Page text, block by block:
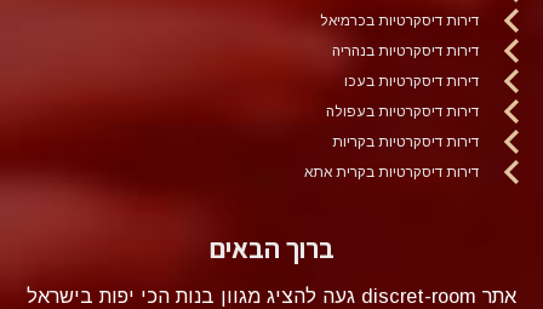
דירות דיסקרטיות בכרמיאל
דירות דיסקרטיות בנהריה
דירות דיסקרטיות בעכו
דירות דיסקרטיות בעפולה
דירות דיסקרטיות בקריות
דירות דיסקרטיות בקרית אתא
ברוך הבאים
אתר discret-room געה להציג מגוון בנות הכי יפות בישראל